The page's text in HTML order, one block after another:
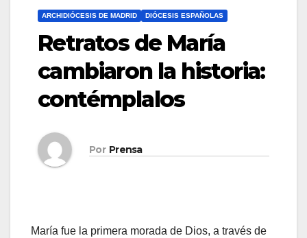
ARCHIDIÓCESIS DE MADRID DIÓCESIS ESPAÑOLAS
Retratos de María
cambiaron la historia:
contémplalos
Por Prensa
María fue la primera morada de Dios, a través de